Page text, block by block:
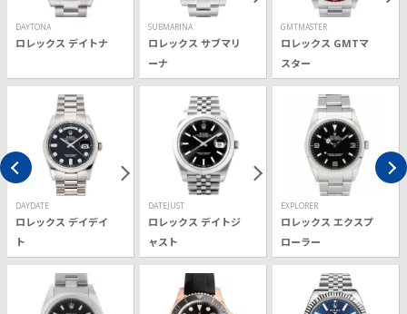
DAYTONA
ロレックス デイトナ
SUBMARINA
ロレックス サブマリ
ーナ
GMTMASTER
ロレックス GMTマ
スター
DAYDATE
ロレックス デイデイ
ト
DATEJUST
ロレックス デイトジ
ャスト
EXPLORER
ロレックス エクスプ
ローラー